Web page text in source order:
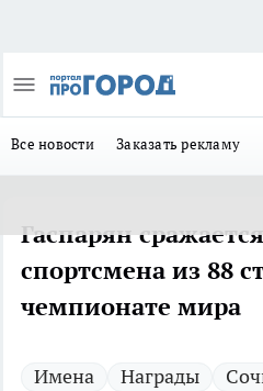
Все новости Заказать рекламу
Гаспарян
спортсмена из 88
чемпионате мира
Имена Награды